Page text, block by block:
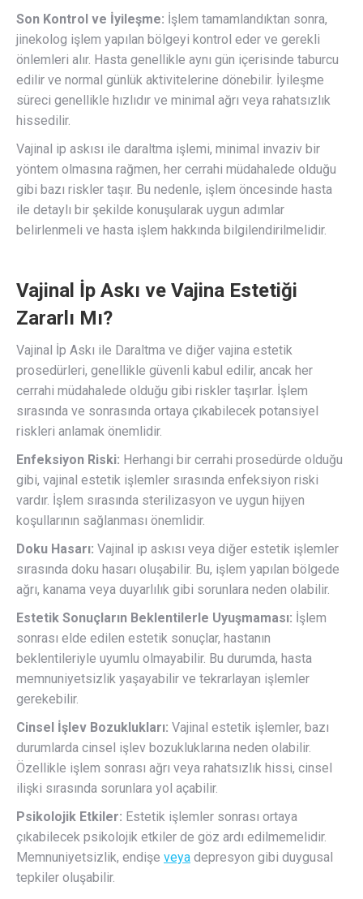
Son Kontrol ve İyileşme: İşlem tamamlandıktan sonra,
jinekolog işlem yapılan bölgeyi kontrol eder ve gerekli
önlemleri alır. Hasta genellikle aynı gün içerisinde taburcu
edilir ve normal günlük aktivitelerine dönebilir. İyileşme
süreci genellikle hızlıdır ve minimal ağrı veya rahatsızlık
hissedilir.
Vajinal ip askısı ile daraltma işlemi, minimal invaziv bir
yöntem olmasına rağmen, her cerrahi müdahalede olduğu
gibi bazı riskler taşır. Bu nedenle, işlem öncesinde hasta
ile detaylı bir şekilde konuşularak uygun adımlar
belirlenmeli ve hasta işlem hakkında bilgilendirilmelidir.
Vajinal İp Askı ve Vajina Estetiği
Zararlı Mı?
Vajinal İp Askı ile Daraltma ve diğer vajina estetik
prosedürleri, genellikle güvenli kabul edilir, ancak her
cerrahi müdahalede olduğu gibi riskler taşırlar. İşlem
sırasında ve sonrasında ortaya çıkabilecek potansiyel
riskleri anlamak önemlidir.
Enfeksiyon Riski: Herhangi bir cerrahi prosedürde olduğu
gibi, vajinal estetik işlemler sırasında enfeksiyon riski
vardır. İşlem sırasında sterilizasyon ve uygun hijyen
koşullarının sağlanması önemlidir.
Doku Hasarı: Vajinal ip askısı veya diğer estetik işlemler
sırasında doku hasarı oluşabilir. Bu, işlem yapılan bölgede
ağrı, kanama veya duyarlılık gibi sorunlara neden olabilir.
Estetik Sonuçların Beklentilerle Uyuşmaması: İşlem
sonrası elde edilen estetik sonuçlar, hastanın
beklentileriyle uyumlu olmayabilir. Bu durumda, hasta
memnuniyetsizlik yaşayabilir ve tekrarlayan işlemler
gerekebilir.
Cinsel İşlev Bozuklukları: Vajinal estetik işlemler, bazı
durumlarda cinsel işlev bozukluklarına neden olabilir.
Özellikle işlem sonrası ağrı veya rahatsızlık hissi, cinsel
ilişki sırasında sorunlara yol açabilir.
Psikolojik Etkiler: Estetik işlemler sonrası ortaya
çıkabilecek psikolojik etkiler de göz ardı edilmemelidir.
Memnuniyetsizlik, endişe veya depresyon gibi duygusal
tepkiler oluşabilir.